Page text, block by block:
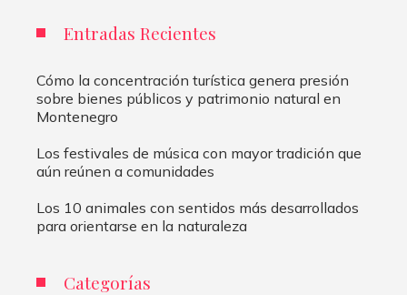
Entradas Recientes
Cómo la concentración turística genera presión
sobre bienes públicos y patrimonio natural en
Montenegro
Los festivales de música con mayor tradición que
aún reúnen a comunidades
Los 10 animales con sentidos más desarrollados
para orientarse en la naturaleza
Categorías